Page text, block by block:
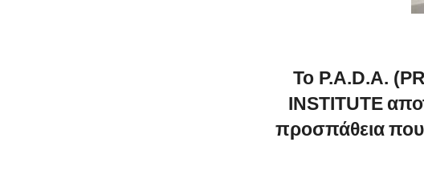
Το P.A.D.A.
INSTITUTE
προσπάθεια που